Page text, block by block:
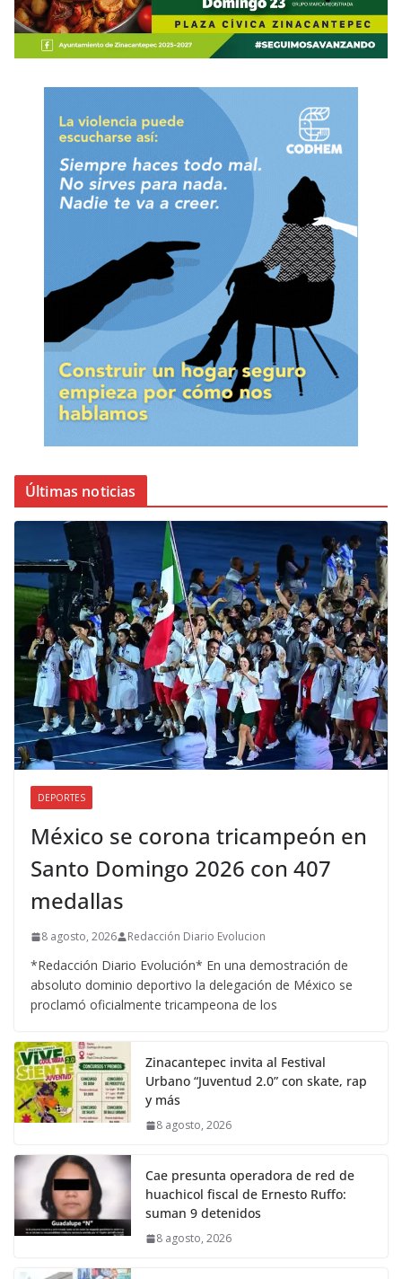
Últimas noticias
DEPORTES
México se corona tricampeón en
Santo Domingo 2026 con 407
medallas
8 agosto, 2026 Redacción Diario Evolucion
*Redacción Diario Evolución* En una demostración de
absoluto dominio deportivo la delegación de México se
proclamó oficialmente tricampeona de los
Zinacantepec invita al Festival
Urbano “Juventud 2.0” con skate, rap
y más
8 agosto, 2026
Cae presunta operadora de red de
huachicol fiscal de Ernesto Ruffo:
suman 9 detenidos
8 agosto, 2026